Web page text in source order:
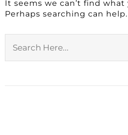
It seems we can’t find what
Perhaps searching can help.